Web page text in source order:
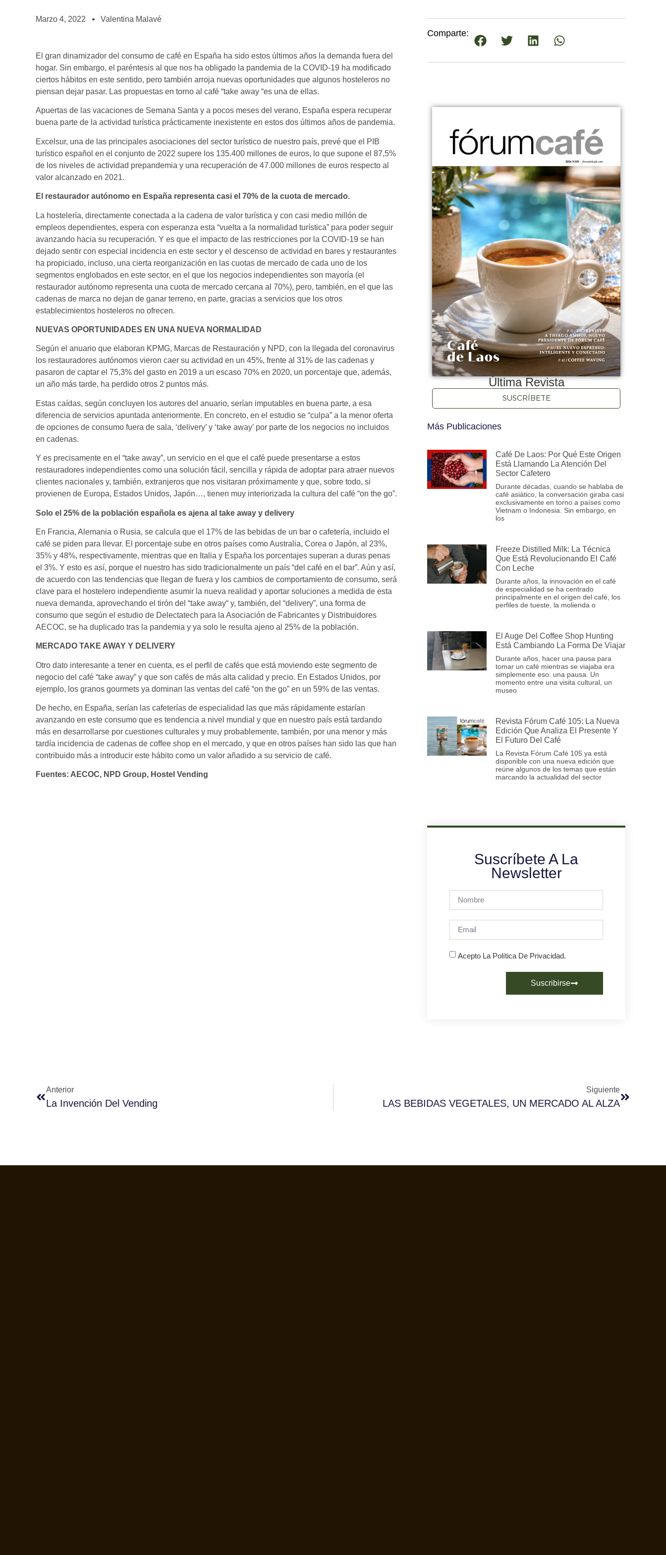
¡te imaginas vivir de tu pasión por el café?
Marzo 4, 2022 Valentina Malavé
El gran dinamizador del consumo de café en España ha sido estos últimos años la demanda fuera del
hogar. Sin embargo, el paréntesis al que nos ha obligado la pandemia de la COVID-19 ha modificado
ciertos hábitos en este sentido, pero también arroja nuevas oportunidades que algunos hosteleros no
piensan dejar pasar. Las propuestas en torno al café “take away “es una de ellas.
Apuertas de las vacaciones de Semana Santa y a pocos meses del verano, España espera recuperar
buena parte de la actividad turística prácticamente inexistente en estos dos últimos años de pandemia.
Excelsur, una de las principales asociaciones del sector turístico de nuestro país, prevé que el PIB
turístico español en el conjunto de 2022 supere los 135.400 millones de euros, lo que supone el 87,5%
de los niveles de actividad prepandemia y una recuperación de 47.000 millones de euros respecto al
valor alcanzado en 2021.
El restaurador autónomo en España representa casi el 70% de la cuota de mercado.
La hostelería, directamente conectada a la cadena de valor turística y con casi medio millón de
empleos dependientes, espera con esperanza esta “vuelta a la normalidad turística” para poder seguir
avanzando hacia su recuperación. Y es que el impacto de las restricciones por la COVID-19 se han
dejado sentir con especial incidencia en este sector y el descenso de actividad en bares y restaurantes
ha propiciado, incluso, una cierta reorganización en las cuotas de mercado de cada uno de los
segmentos englobados en este sector, en el que los negocios independientes son mayoría (el
restaurador autónomo representa una cuota de mercado cercana al 70%), pero, también, en el que las
cadenas de marca no dejan de ganar terreno, en parte, gracias a servicios que los otros
establecimientos hosteleros no ofrecen.
NUEVAS OPORTUNIDADES EN UNA NUEVA NORMALIDAD​
Según el anuario que elaboran KPMG, Marcas de Restauración y NPD, con la llegada del coronavirus
los restauradores autónomos vieron caer su actividad en un 45%, frente al 31% de las cadenas y
pasaron de captar el 75,3% del gasto en 2019 a un escaso 70% en 2020, un porcentaje que, además,
un año más tarde, ha perdido otros 2 puntos más.
Estas caídas, según concluyen los autores del anuario, serían imputables en buena parte, a esa
diferencia de servicios apuntada anteriormente. En concreto, en el estudio se “culpa” a la menor oferta
de opciones de consumo fuera de sala, ‘delivery’ y ‘take away’ por parte de los negocios no incluidos
en cadenas.
Y es precisamente en el “take away”, un servicio en el que el café puede presentarse a estos
restauradores independientes como una solución fácil, sencilla y rápida de adoptar para atraer nuevos
clientes nacionales y, también, extranjeros que nos visitaran próximamente y que, sobre todo, si
provienen de Europa, Estados Unidos, Japón…, tienen muy interiorizada la cultura del café “on the go”.
Solo el 25% de la población española es ajena al take away y delivery​
En Francia, Alemania o Rusia, se calcula que el 17% de las bebidas de un bar o cafetería, incluido el
café se piden para llevar. El porcentaje sube en otros países como Australia, Corea o Japón, al 23%,
35% y 48%, respectivamente, mientras que en Italia y España los porcentajes superan a duras penas
el 3%. Y esto es así, porque el nuestro has sido tradicionalmente un país “del café en el bar”. Aún y así,
de acuerdo con las tendencias que llegan de fuera y los cambios de comportamiento de consumo, será
clave para el hostelero independiente asumir la nueva realidad y aportar soluciones a medida de esta
nueva demanda, aprovechando el tirón del “take away“ y, también, del “delivery”, una forma de
consumo que según el estudio de Delectatech para la Asociación de Fabricantes y Distribuidores
AECOC, se ha duplicado tras la pandemia y ya solo le resulta ajeno al 25% de la población.
MERCADO TAKE AWAY Y DELIVERY​
Otro dato interesante a tener en cuenta, es el perfil de cafés que está moviendo este segmento de
negocio del café “take away” y que son cafés de más alta calidad y precio. En Estados Unidos, por
ejemplo, los granos gourmets ya dominan las ventas del café “on the go” en un 59% de las ventas.
De hecho, en España, serían las cafeterías de especialidad las que más rápidamente estarían
avanzando en este consumo que es tendencia a nivel mundial y que en nuestro país está tardando
más en desarrollarse por cuestiones culturales y muy probablemente, también, por una menor y más
tardía incidencia de cadenas de coffee shop en el mercado, y que en otros países han sido las que han
contribuido más a introducir este hábito como un valor añadido a su servicio de café.
Fuentes: AECOC, NPD Group, Hostel Vending​
Comparte:
Última Revista
SUSCRÍBETE
Más Publicaciones
Café De Laos: Por Qué Este Origen
Está Llamando La Atención Del
Sector Cafetero
Durante décadas, cuando se hablaba de
café asiático, la conversación giraba casi
exclusivamente en torno a países como
Vietnam o Indonesia. Sin embargo, en
los
Freeze Distilled Milk: La Técnica
Que Está Revolucionando El Café
Con Leche
Durante años, la innovación en el café
de especialidad se ha centrado
principalmente en el origen del café, los
perfiles de tueste, la molienda o
El Auge Del Coffee Shop Hunting
Está Cambiando La Forma De Viajar
Durante años, hacer una pausa para
tomar un café mientras se viajaba era
simplemente eso: una pausa. Un
momento entre una visita cultural, un
museo
Revista Fórum Café 105: La Nueva
Edición Que Analiza El Presente Y
El Futuro Del Café
La Revista Fórum Café 105 ya está
disponible con una nueva edición que
reúne algunos de los temas que están
marcando la actualidad del sector
Suscríbete A La
Newsletter
Acepto La Política De Privacidad.
Suscribirse
Anterior
La Invención Del Vending
Siguiente
LAS BEBIDAS VEGETALES, UN MERCADO AL ALZA